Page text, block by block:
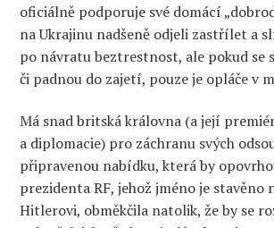
oficiálně podporuje své domácí
na Ukrajinu nadšeně odjeli zastřílet a
po návratu beztrestnost, ale pokud se
či padnou do zajetí, pouze je opláče v
Má snad britská královna (a její
a diplomacie) pro záchranu svých
připravenou nabídku, která by
prezidenta RF, jehož jméno je stavěno
Hitlerovi, obměkčila natolik, že by se